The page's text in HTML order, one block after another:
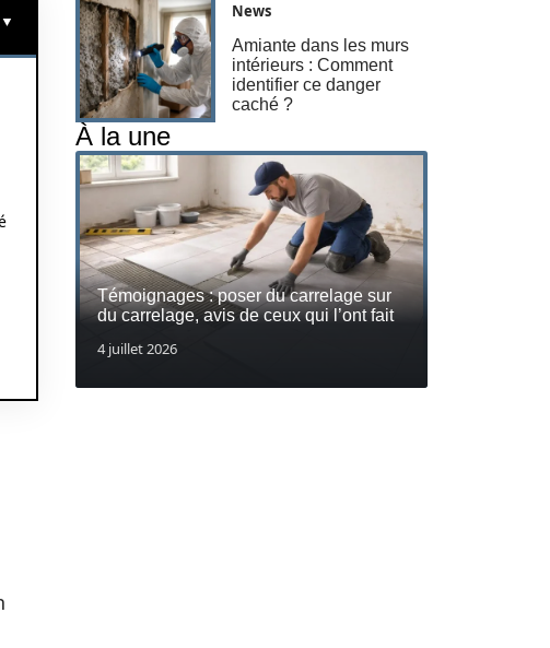
News
Amiante dans les murs
intérieurs : Comment
identifier ce danger
caché ?
À la une
Témoignages : poser du carrelage sur
du carrelage, avis de ceux qui l’ont fait
4 juillet 2026